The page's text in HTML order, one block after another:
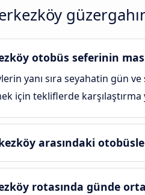
otobüs seferinin
yanı sıra seyahatin gün
için tekliflerde karşılaştırma
arasındaki
rotasında günde